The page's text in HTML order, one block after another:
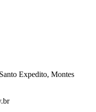
Expedito, Montes